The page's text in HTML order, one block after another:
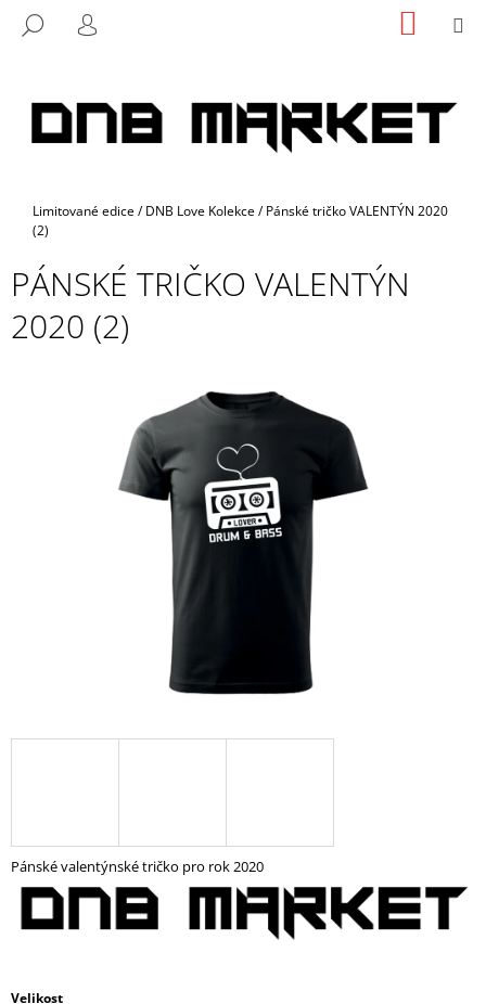
HLEDAT
PŘIHLÁŠENÍ KOŠÍK
Domů
Limitované edice/ DNB Love Kolekce/ Pánské tričko VALENTÝN 2020
(2)
PÁNSKÉ TRIČKO VALENTÝN
2020 (2)
Pánské valentýnské tričko pro rok 2020
Velikost
O
O
T
E
B
U
HLEDAT
O
P
O
U
J